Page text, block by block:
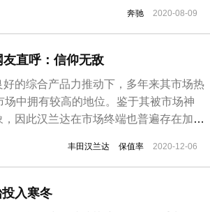
，车价43万元，且购买了全险。2017年
奔驰 2020-08-09
直呼：信仰无敌
的综合产品力推动下，多年来其市场热
中拥有较高的地位。鉴于其被市场神
因此汉兰达在市场终端也普遍存在加价
汽丰田经销商内出现一台跑了14万公里
，如今二手...
丰田汉兰达 保值率 2020-12-06
入寒冬